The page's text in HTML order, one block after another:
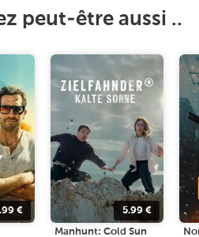
peut-être aussi ..
€ 5.99€
Manhunt: Cold Sun